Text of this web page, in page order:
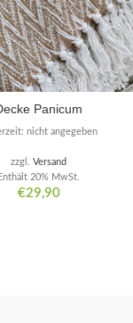
Panicum
€29,90
Enthält 20% MwSt.
zzgl.Versand
nicht angegeben